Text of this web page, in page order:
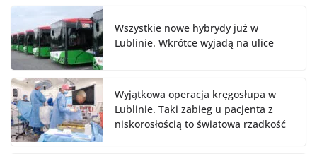
Wszystkie nowe hybrydy już w
Lublinie. Wkrótce wyjadą na ulice
Wyjątkowa operacja kręgosłupa w
Lublinie. Taki zabieg u pacjenta z
niskorosłością to światowa rzadkość